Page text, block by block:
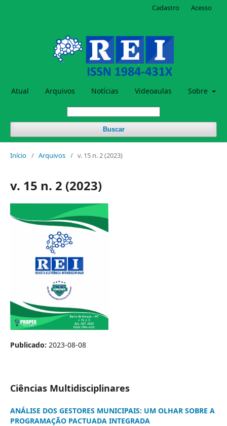
Atual Arquivos Notícias Videoaulas Sobre
Buscar
Cadastro Acesso
Início / Arquivos / v. 15 n. 2 (2023)
v. 15 n. 2 (2023)
Publicado: 2023-08-08
Ciências Multidisciplinares
ANÁLISE DOS GESTORES MUNICIPAIS: UM OLHAR SOBRE A
PROGRAMAÇÃO PACTUADA INTEGRADA